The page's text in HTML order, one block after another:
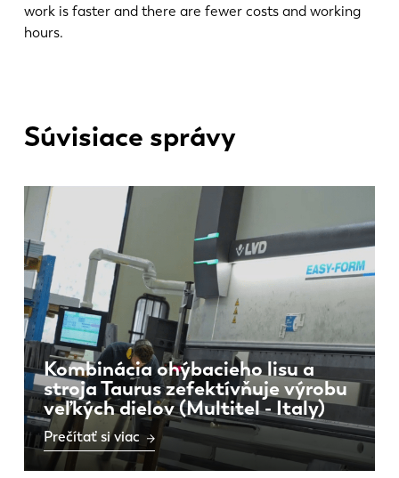
work is faster and there are fewer costs and working
hours.
Súvisiace správy
Kombinácia ohýbacieho lisu a
stroja Taurus zefektívňuje výrobu
veľkých dielov (Multitel - Italy)
Prečítať si viac